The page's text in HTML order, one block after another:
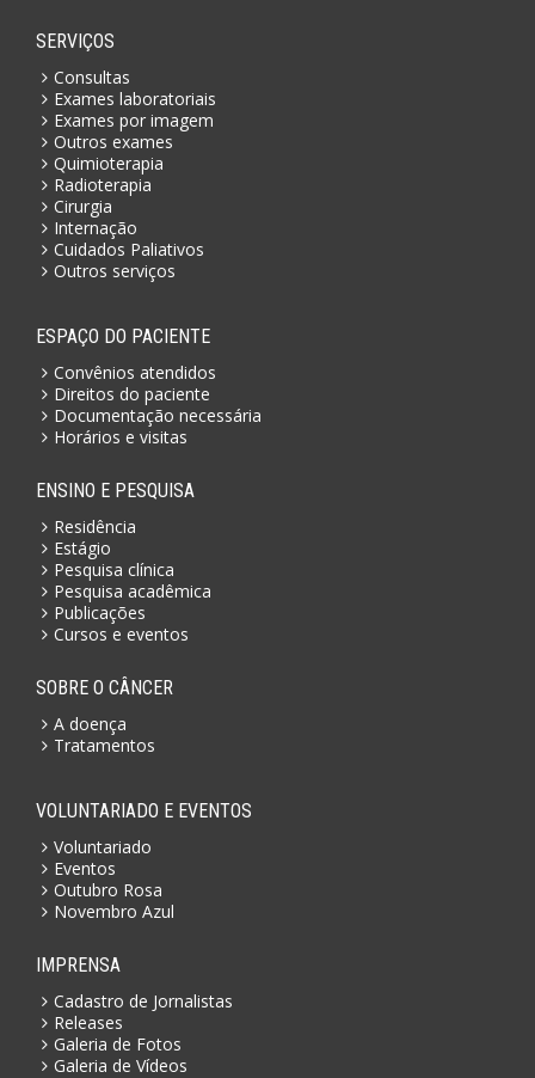
SERVIÇOS
Consultas
Exames laboratoriais
Exames por imagem
Outros exames
Quimioterapia
Radioterapia
Cirurgia
Internação
Cuidados Paliativos
Outros serviços
ESPAÇO DO PACIENTE
Convênios atendidos
Direitos do paciente
Documentação necessária
Horários e visitas
ENSINO E PESQUISA
Residência
Estágio
Pesquisa clínica
Pesquisa acadêmica
Publicações
Cursos e eventos
SOBRE O CÂNCER
A doença
Tratamentos
VOLUNTARIADO E EVENTOS
Voluntariado
Eventos
Outubro Rosa
Novembro Azul
IMPRENSA
Cadastro de Jornalistas
Releases
Galeria de Fotos
Galeria de Vídeos